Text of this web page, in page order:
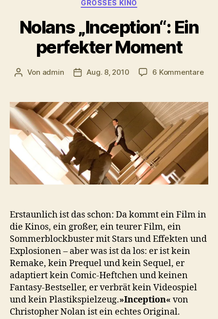
GROSSES KINO
Nolans „Inception“: Ein
perfekter Moment
Beitragsautor
Von admin Veröffentlichungsdatum
Aug. 8, 2010 6 Kommentarezu
Ein
Erstaunlich ist das schon: Da kommt ein Film in
die Kinos, ein großer, ein teurer Film, ein
Sommerblockbuster mit Stars und Effekten und
Explosionen – aber was ist da los: er ist kein
Remake, kein Prequel und kein Sequel, er
adaptiert kein Comic-Heftchen und keinen
Fantasy-Bestseller, er verbrät kein Videospiel
und kein Plastikspielzeug.»Inception« von
Christopher Nolan ist ein echtes Original.